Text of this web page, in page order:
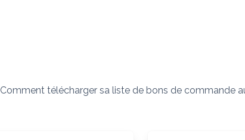
Comment télécharger sa liste de bons de commande